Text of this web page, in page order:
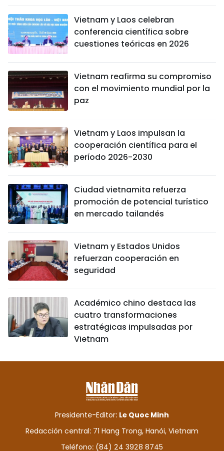
Vietnam y Laos celebran
conferencia científica sobre
cuestiones teóricas en 2026
Vietnam reafirma su compromiso
con el movimiento mundial por la
paz
Vietnam y Laos impulsan la
cooperación científica para el
período 2026-2030
Ciudad vietnamita refuerza
promoción de potencial turístico
en mercado tailandés
Vietnam y Estados Unidos
refuerzan cooperación en
seguridad
Académico chino destaca las
cuatro transformaciones
estratégicas impulsadas por
Vietnam
Presidente-Editor: Le Quoc Minh
Redacción central: 71 Hang Trong, Hanói, Vietnam
Teléfono: (84) 24 3928 8745